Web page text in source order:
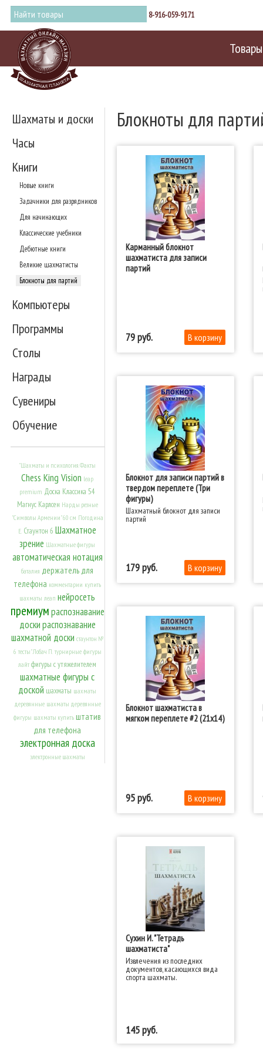
8-916-059-9171
Товары
Шахматы и доски
Часы
Книги
Новые книги
Задачники для разрядников
Для начинающих
Классические учебники
Дебютные книги
Великие шахматисты
Блокноты для партий
Компьютеры
Программы
Столы
Награды
Сувениры
Обучение
"Шахматы и психология. Факты
Chess King Vision leap
premium Доска Классика 54
Магнус Карлсен Нарды резные
"Символы Армении" 60 см Погодина
Е. Стаунтон 6 Шахматное
зрение Шахматные фигуры
автоматическая нотация
баталия держатель для
телефона комментарии купить
шахматы леап нейросеть
премиумраспознавание
доскираспознавание
шахматной доски стаунтон №
6 тесты" Лобач П. турнирные фигуры
лайт фигуры с утяжелителем
шахматные фигуры с
доской шахматы шахматы
деревянные шахматы деревянные
фигуры шахматы купить штатив
для телефона
электронная доска
электронные шахматы
Блокноты для
Карманный блокнот
шахматиста для записи
партий
79
Блокнот для записи партий в
твердом переплете (Три
фигуры)
Шахматный блокнот для записи
партий
179
Блокнот шахматиста в
мягком переплете #2 (21x14)
95
Сухин И. "Тетрадь
шахматиста"
Извлечения из последних
документов, касающихся вида
спорта шахматы.
145